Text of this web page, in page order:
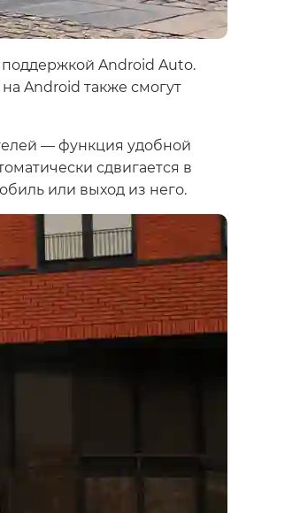
Android Auto.
Android также смогут
— функция удобной
сдвигается в
или выход из него.